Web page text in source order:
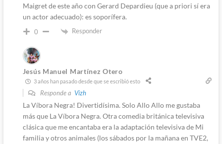
Maigret de este año con Gerard Depardieu (que a priori sí era
un actor adecuado): es soporífera.
0 Responder
Jesús Manuel Martínez Otero
3 años han pasado desde que se escribió esto
Responde a Vizh
La Víbora Negra! Divertidísima. Solo Allo Allo me gustaba
más que La Víbora Negra. Otra comedia británica televisiva
clásica que me encantaba era la adaptación televisiva de Mi
familia y otros animales (los sábados por la mañana en TVE2,